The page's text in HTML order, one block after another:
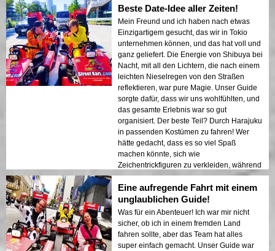
Beste Date-Idee aller Zeiten!
Mein Freund und ich haben nach etwas
Einzigartigem gesucht, das wir in Tokio
unternehmen können, und das hat voll und
ganz geliefert. Die Energie von Shibuya bei
Nacht, mit all den Lichtern, die nach einem
leichten Nieselregen von den Straßen
reflektieren, war pure Magie. Unser Guide
sorgte dafür, dass wir uns wohlfühlten, und
das gesamte Erlebnis war so gut
organisiert. Der beste Teil? Durch Harajuku
in passenden Kostümen zu fahren! Wer
hätte gedacht, dass es so viel Spaß
machen könnte, sich wie
Zeichentrickfiguren zu verkleiden, während
man durch Tokio fährt? Perfekte Aktivität für
einen Date-Abend! 💕
Eine aufregende Fahrt mit einem
unglaublichen Guide!
Was für ein Abenteuer! Ich war mir nicht
sicher, ob ich in einem fremden Land
fahren sollte, aber das Team hat alles
super einfach gemacht. Unser Guide war